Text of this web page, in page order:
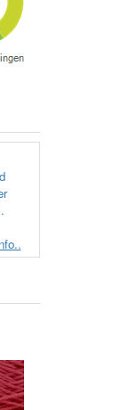
viltwol, mooie
kwaliteit. Snel
wat ik een
is dat alles los
Geen
vezels waren in
Moet nu zelf
kleurcode bij
ook 3x 50
maar door de
er nu
vezels in
pakken met
kleur het is?
ik deze shop